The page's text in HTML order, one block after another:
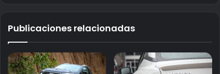
Publicaciones relacionadas